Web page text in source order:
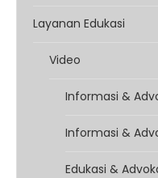
Layanan Edukasi
Video
Informasi &
Informasi &
Edukasi &